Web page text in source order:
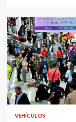
VEHÍCULOS